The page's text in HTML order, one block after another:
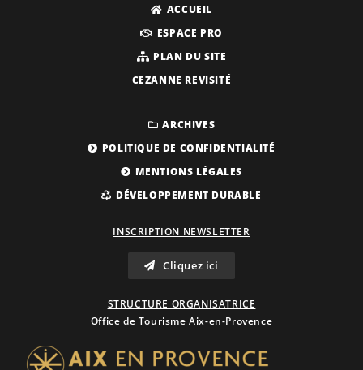
ACCUEIL
ESPACE PRO
PLAN DU SITE
CEZANNE REVISITÉ
ARCHIVES
POLITIQUE DE CONFIDENTIALITÉ
MENTIONS LÉGALES
DÉVELOPPEMENT DURABLE
INSCRIPTION NEWSLETTER
Cliquez ici
STRUCTURE ORGANISATRICE
Office de Tourisme Aix-en-Provence